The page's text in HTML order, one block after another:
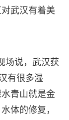
武汉有着美
场说，武汉获
有很多湿
青山就是金
体的修复，